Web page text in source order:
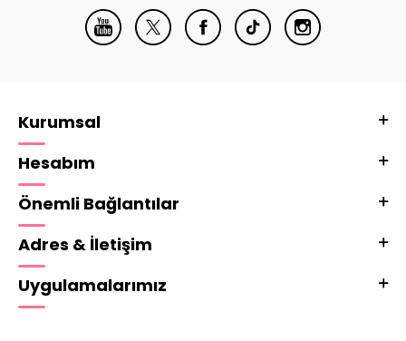
Kurumsal
Hesabım
Önemli Bağlantılar
Adres & İletişim
Uygulamalarımız